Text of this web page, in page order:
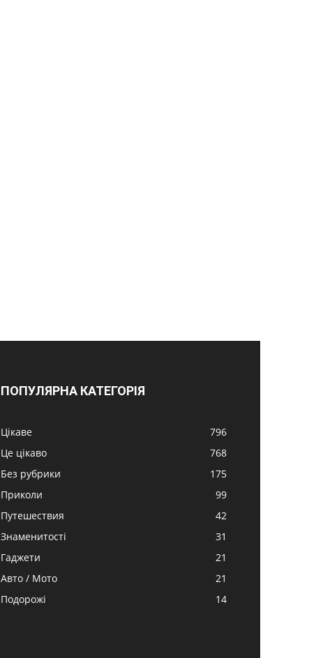
ПОПУЛЯРНА КАТЕГОРІЯ
Цікаве
796
Це цікаво
768
Без рубрики
175
Приколи
99
Путешествия
42
Знаменитості
31
Гаджети
21
Авто / Мото
21
Подорожі
14